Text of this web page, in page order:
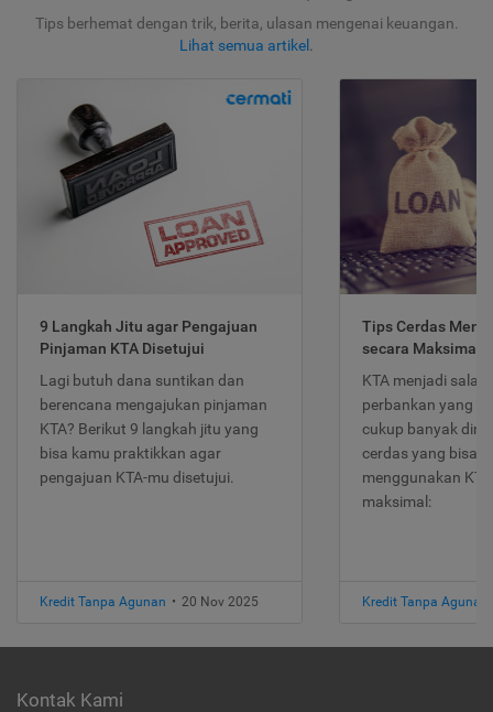
Tips berhemat dengan trik, berita, ulasan mengenai keuangan.
Lihat semua artikel .
9 Langkah Jitu agar Pengajuan
Pinjaman KTA Disetujui
Lagi butuh dana suntikan dan
berencana mengajukan pinjaman
KTA? Berikut 9 langkah jitu yang
bisa kamu praktikkan agar
pengajuan KTA-mu disetujui.
Kredit Tanpa Agunan • 20 Nov 2025
Tips Cerdas
secara Maksimal
KTA menjadi
perbankan yang
cukup banyak
cerdas yang bisa
menggunakan
maksimal:
Kredit Tanpa Agunan
Kontak Kami